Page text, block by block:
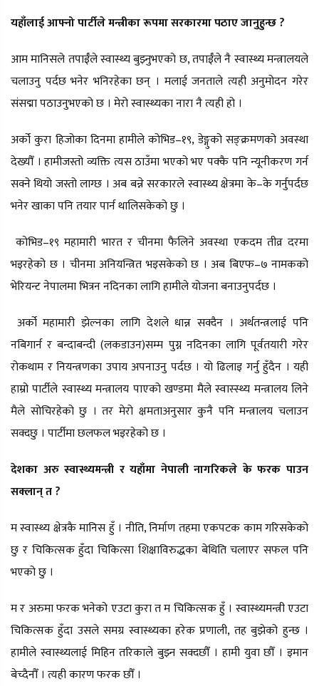
यहाँलाई आफ्नो पार्टीले मन्त्रीका रूपमा सरकारमा पठाए जानुहुन्छ ?
आम मानिसले तपाईँले स्वास्थ्य बुझ्नुभएको छ, तपाईँले नै स्वास्थ्य मन्त्रालयले
चलाउनु पर्दछ भनेर भनिरहेका छन् । मलाई जनताले त्यही अनुमोदन गरेर
संसद्मा पठाउनुभएको छ । मेरो स्वास्थ्यका नारा नै त्यही हो ।
अर्को कुरा हिजोका दिनमा हामीले कोभिड–१९, डेङ्गुको सङ्क्रमणको अवस्था
देख्यौँ । हामीजस्तो व्यक्ति त्यस ठाउँमा भएको भए पक्कै पनि न्यूनीकरण गर्न
सक्ने थियो जस्तो लाग्छ । अब बन्ने सरकारले स्वास्थ्य क्षेत्रमा के–के गर्नुपर्दछ
भनेर खाका पनि तयार पार्न थालिसकेको छु ।
कोभिड–१९ महामारी भारत र चीनमा फैलिने अवस्था एकदम तीव्र दरमा
भइरहेको छ । चीनमा अनियन्त्रित भइसकेको छ । अब बिएफ–७ नामकको
भेरियन्ट नेपालमा भित्रन नदिनका लागि हामीले योजना बनाउनुपर्दछ ।
अर्को महामारी झेल्नका लागि देशले धान्न सक्दैन । अर्थतन्त्रलाई पनि
नबिगार्न र बन्दाबन्दी (लकडाउन)सम्म पुग्न नदिनका लागि पूर्वतयारी गरेर
रोकथाम र नियन्त्रणका उपाय अपनाउनु पर्दछ । यो ढिलाइ गर्नु हुँदैन । यही
हाम्रो पार्टीले स्वास्थ्य मन्त्रालय पाएको खण्डमा मैले स्वास्स्थ्य मन्त्रालय लिने
मैले सोचिरहेको छु । तर मेरो क्षमताअनुसार कुनै पनि मन्त्रालय चलाउन
सक्दछु । पार्टीमा छलफल भइरहेको छ ।
देशका अरु स्वास्थ्यमन्त्री र यहाँमा नेपाली नागरिकले के फरक पाउन
सक्लान् त ?
म स्वास्थ्य क्षेत्रकै मानिस हुँ । नीति, निर्माण तहमा एकपटक काम गरिसकेको
छु र चिकित्सक हुँदा चिकित्सा शिक्षाविरुद्धका बेथिति चलाएर सफल पनि
भएको छु ।
म र अरुमा फरक भनेको एउटा कुरा त म चिकित्सक हुँ । स्वास्थ्यमन्त्री एउटा
चिकित्सक हुँदा उसले समग्र स्वास्थ्यका हरेक प्रणाली, तह बुझेको हुन्छ ।
हामीले स्वास्थ्यलाई मिहिन तरिकाले बुझ्न सक्दछौँ । हामी युवा छौँ । इमान
बेच्दैनौँ । त्यही कारण फरक छौँ ।